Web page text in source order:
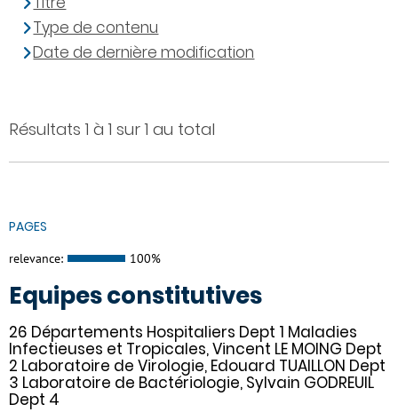
Résultats 1 à 1 sur 1 au total
PAGES
relevance: 100%
Equipes constitutives
26 Départements Hospitaliers Dept 1 Maladies
Infectieuses et Tropicales, Vincent LE MOING Dept
2 Laboratoire de Virologie, Edouard TUAILLON Dept
3 Laboratoire de Bactériologie, Sylvain GODREUIL
Dept 4
Type de contenu
Date de dernière modification